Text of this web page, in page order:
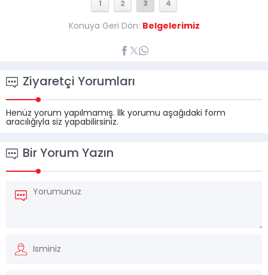
2 3 4
Konuya Geri Dön: Belgelerimiz
Ziyaretçi Yorumları
Henüz yorum yapılmamış. İlk yorumu aşağıdaki form
aracılığıyla siz yapabilirsiniz.
Bir Yorum Yazın